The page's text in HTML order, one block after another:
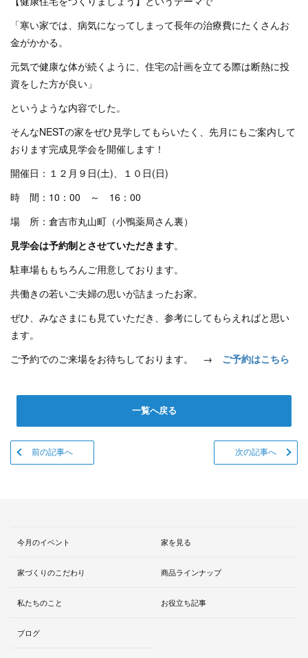
「寒い家では、病気になってしまって長年の治療費にたくさんお
金がかかる。
元気で健康な体が続くように、住宅の計画を立てる際は断熱に投
資をした方が良い」
というような内容でした。
そんなNESTの家をぜひ見学してもらいたく、先月にもご案内して
おります完成見学会を開催します！
開催日：１２月９日(土)、
１０日(日)
時 間：10：00 ～ 16：00
場 所：倉吉市丸山町（小鴨薬局さん裏）
見学会は予約制とさせていただきます。
駐車場ももちろんご用意しております。
共働きの若いご夫婦の思いが詰まったお家。
ぜひ、みなさまにも見ていただき、参考にしてもらえればと思い
ます。
ご予約でのご来場をお待ちしております。 → ご予約はこちら
一覧へ戻る
前の記事へ 次の記事へ
今月のイベント 家を見る
家づくりのこだわり 商品ラインナップ
私たちのこと お役立ち記事
ブログ